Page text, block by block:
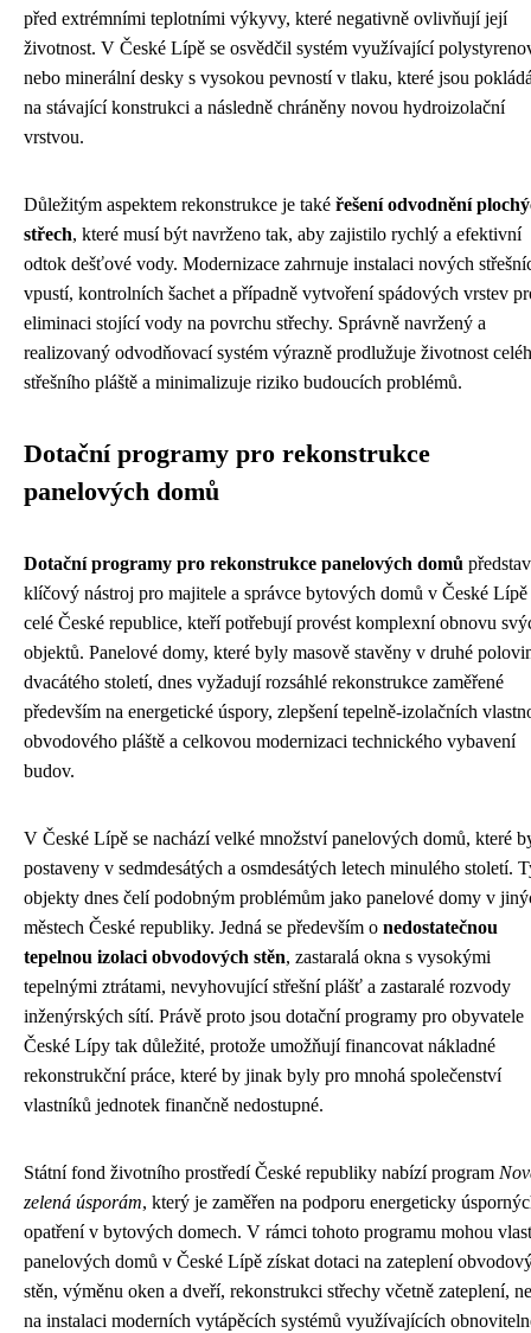
před extrémními teplotními výkyvy, které negativně ovlivňují její
životnost. V České Lípě se osvědčil systém využívající
nebo minerální desky s vysokou pevností v tlaku, které jsou
na stávající konstrukci a následně chráněny novou hydroizolační
vrstvou.
Důležitým aspektem rekonstrukce je také řešení odvodnění
střech, které musí být navrženo tak, aby zajistilo rychlý a efektivní
odtok dešťové vody. Modernizace zahrnuje instalaci nových
vpustí, kontrolních šachet a případně vytvoření spádových vrstev
eliminaci stojící vody na povrchu střechy. Správně navržený a
realizovaný odvodňovací systém výrazně prodlužuje životnost
střešního pláště a minimalizuje riziko budoucích problémů.
Dotační programy pro rekonstrukce
panelových domů
Dotační programy pro rekonstrukce panelových domů
klíčový nástroj pro majitele a správce bytových domů v České
celé České republice, kteří potřebují provést komplexní obnovu
objektů. Panelové domy, které byly masově stavěny v druhé
dvacátého století, dnes vyžadují rozsáhlé rekonstrukce zaměřené
především na energetické úspory, zlepšení tepelně-izolačních
obvodového pláště a celkovou modernizaci technického vybavení
budov.
V České Lípě se nachází velké množství panelových domů, které
postaveny v sedmdesátých a osmdesátých letech minulého století.
objekty dnes čelí podobným problémům jako panelové domy v
městech České republiky. Jedná se především o nedostatečnou
tepelnou izolaci obvodových stěn, zastaralá okna s vysokými
tepelnými ztrátami, nevyhovující střešní plášť a zastaralé rozvody
inženýrských sítí. Právě proto jsou dotační programy pro obyvatele
České Lípy tak důležité, protože umožňují financovat nákladné
rekonstrukční práce, které by jinak byly pro mnohá společenství
vlastníků jednotek finančně nedostupné.
Státní fond životního prostředí České republiky nabízí program
zelená úsporám, který je zaměřen na podporu energeticky
opatření v bytových domech. V rámci tohoto programu mohou
panelových domů v České Lípě získat dotaci na zateplení
stěn, výměnu oken a dveří, rekonstrukci střechy včetně zateplení,
na instalaci moderních vytápěcích systémů využívajících